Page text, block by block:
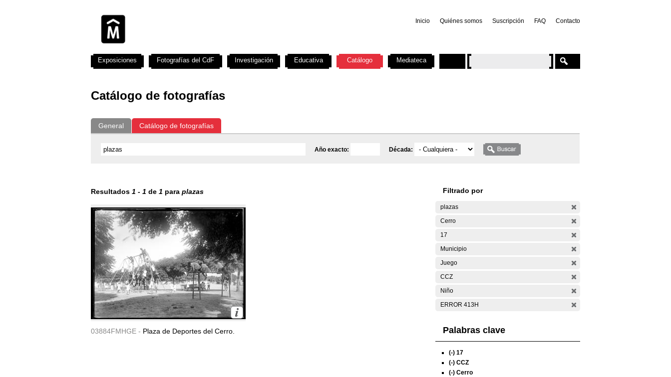
Inicio Quiénes somos Suscripción FAQ Contacto
Catálogo de fotografías
General Catálogo de fotografías
Año exacto: Década:
Resultados 1 - 1 de 1 para plazas
03884FMHGE - Plaza de Deportes del Cerro.
Filtrado por
plazas
Cerro
17
Municipio
Juego
CCZ
Niño
ERROR 413H
Palabras clave
(-) 17
(-) CCZ
(-) Cerro
Exposiciones Fotografías del CdF Investigación Educativa Catálogo Mediateca